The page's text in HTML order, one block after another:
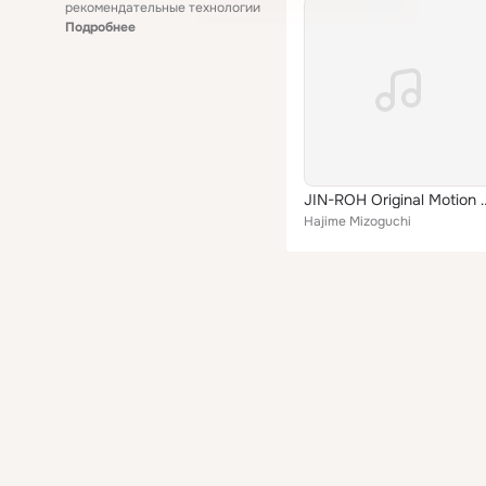
рекомендательные технологии
Подробнее
JIN-ROH
Hajime Mizoguchi